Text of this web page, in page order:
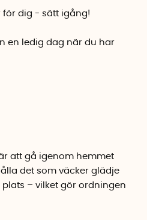
för dig - sätt igång!
en ledig dag när du har
att gå igenom hemmet
det som väcker glädje
– vilket gör ordningen